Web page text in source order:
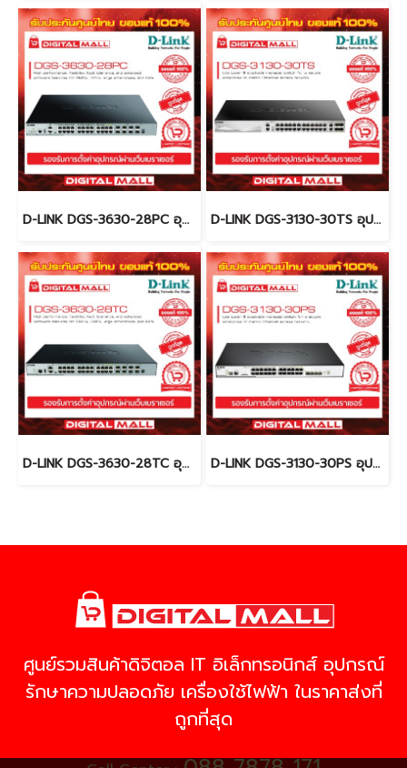
D-LINK DGS-3630-28PC อุปกรณ์ขยายสัญญาณ (Switch) D-LINK DGS-3130-30TS อุปกรณ์ขยายสัญญาณ (Switch)
D-LINK DGS-3630-28TC อุปกรณ์ขยายสัญญาณ (Switch) D-LINK DGS-3130-30PS อุปกรณ์ขยายสัญญาณ (Switch)
ศูนย์รวมสินค้าดิจิตอล IT อิเล็กทรอนิกส์ อุปกรณ์
รักษาความปลอดภัย เครื่องใช้ไฟฟ้า ในราคาส่งที่
ถูกที่สุด